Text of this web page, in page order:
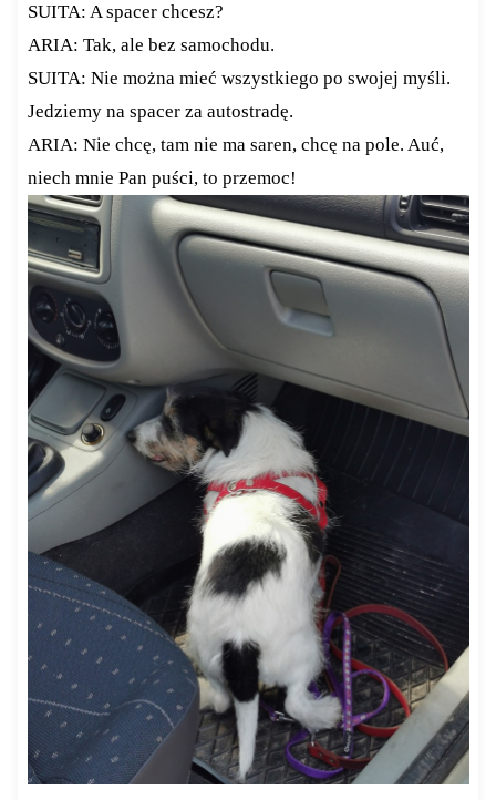
SUITA: A spacer chcesz?
ARIA: Tak, ale bez samochodu.
SUITA: Nie można mieć wszystkiego po swojej myśli.
Jedziemy na spacer za autostradę.
ARIA: Nie chcę, tam nie ma saren, chcę na pole. Auć,
niech mnie Pan puści, to przemoc!